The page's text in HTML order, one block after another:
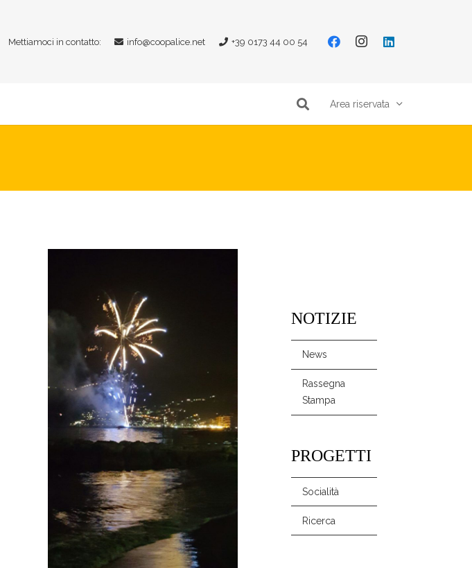
Mettiamoci in contatto: info@coopalice.net +39 0173 44 00 54
Area riservata
NOTIZIE
News
Rassegna
Stampa
PROGETTI
Socialità
Ricerca